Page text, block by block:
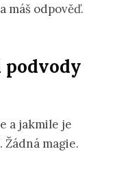
máš odpověď.
a jakmile je
magie.